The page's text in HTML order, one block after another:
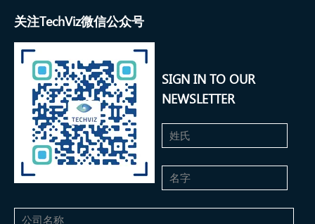
关注TechViz微信公众号
SIGN IN TO OUR
NEWSLETTER